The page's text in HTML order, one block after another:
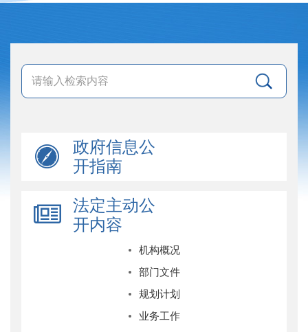
政府信息公
开指南
法定主动公
开内容
机构概况
部门文件
规划计划
业务工作